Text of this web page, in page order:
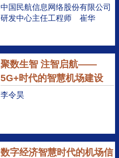
中国民航信息网络股份有限公司
研发中心主任工程师 崔华
聚数生智 注智启航——
5G+时代的智慧机场建设
李令昊
数字经济智慧时代的机场信